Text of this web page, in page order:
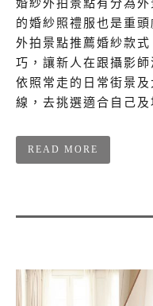
婚紗外拍景點有分為
的婚紗照禮服也是重
外拍景點推薦婚紗款
巧，讓新人在跟攝影師
依照常走的日常街景
線，去挑選適合自己及
READ MORE